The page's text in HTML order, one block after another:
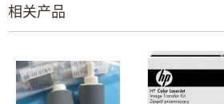
相关产品